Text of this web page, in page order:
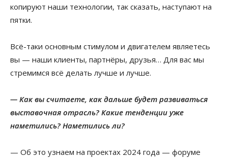
копируют наши технологии, так сказать, наступают на
пятки.
Всё-таки основным стимулом и двигателем являетесь
вы — наши клиенты, партнёры, друзья… Для вас мы
стремимся всё делать лучше и лучше.
— Как вы считаете, как дальше будет развиваться
выставочная отрасль? Какие тенденции уже
наметились? Наметились ли?
— Об это узнаем на проектах 2024 года — форуме